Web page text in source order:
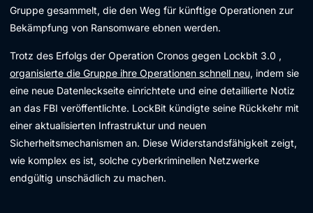
Gruppe gesammelt, die den Weg für künftige Operationen zur
Bekämpfung von Ransomware ebnen werden.
Trotz des Erfolgs der Operation Cronos gegen Lockbit 3.0 ,
organisierte die Gruppe ihre Operationen schnell neu, indem sie
eine neue Datenleckseite einrichtete und eine detaillierte Notiz
an das FBI veröffentlichte. LockBit kündigte seine Rückkehr mit
einer aktualisierten Infrastruktur und neuen
Sicherheitsmechanismen an. Diese Widerstandsfähigkeit zeigt,
wie komplex es ist, solche cyberkriminellen Netzwerke
endgültig unschädlich zu machen.